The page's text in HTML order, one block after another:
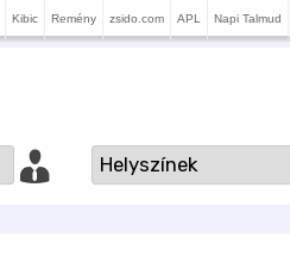
Kibic Remény zsido.com APL Napi Talmud